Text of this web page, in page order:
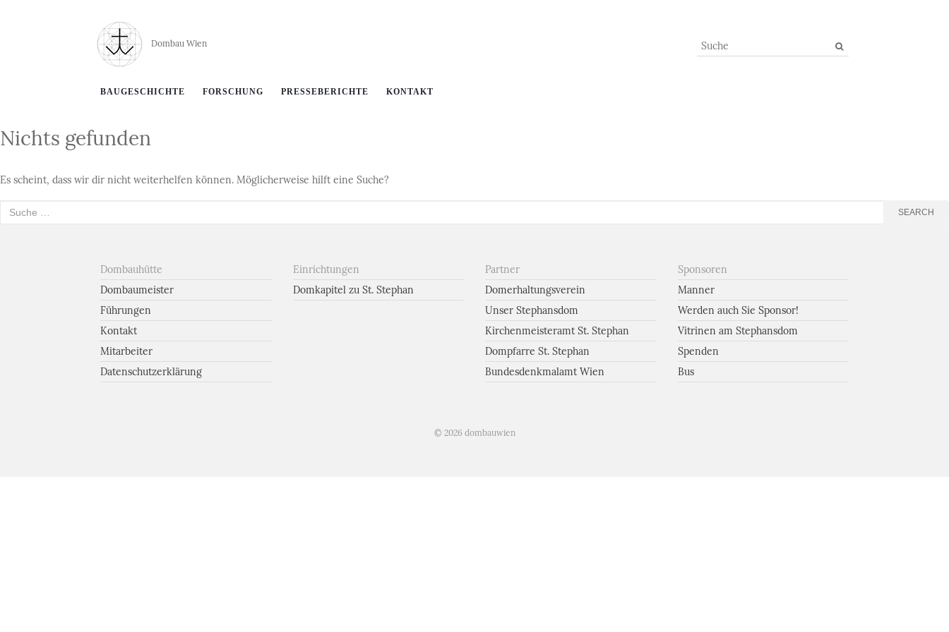
Dombau Wien
BAUGESCHICHTE FORSCHUNG PRESSEBERICHTE KONTAKT
Nichts gefunden
Es scheint, dass wir dir nicht weiterhelfen können. Möglicherweise hilft eine Suche?
Suche
SEARCH
Dombauhütte
Dombaumeister
Führungen
Kontakt
Mitarbeiter
Datenschutzerklärung
Einrichtungen
Domkapitel zu St. Stephan
Partner
Domerhaltungsverein
Unser Stephansdom
Kirchenmeisteramt St. Stephan
Dompfarre St. Stephan
Bundesdenkmalamt Wien
Sponsoren
Manner
Werden auch Sie Sponsor!
Vitrinen am Stephansdom
Spenden
Bus
© 2026 dombauwien